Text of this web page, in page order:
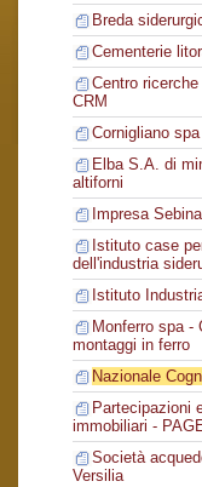
Breda
Cementerie
Centro
CRM
Cornigliano spa
Elba S.A. di
altiforni
Impresa
Istituto case
dell'industria
Istituto
Monferro spa -
montaggi in ferro
Nazionale
Partecipazioni
immobiliari -
Società
Versilia